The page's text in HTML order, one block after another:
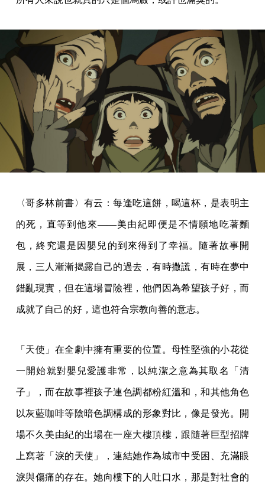
〈哥多林前書〉有云：每逢吃這餅，喝這杯，是表明主
的死，直等到他來——美由紀即便是不情願地吃著麵
包，終究還是因嬰兒的到來得到了幸福。隨著故事開
展，三人漸漸揭露自己的過去，有時撒謊，有時在夢中
錯亂現實，但在這場冒險裡，他們因為希望孩子好，而
成就了自己的好，這也符合宗教向善的意志。
「天使」在全劇中擁有重要的位置。母性堅強的小花從
一開始就對嬰兒愛護非常，以純潔之意為其取名「清
子」，而在故事裡孩子連色調都粉紅溫和，和其他角色
以灰藍咖啡等陰暗色調構成的形象對比，像是發光。開
場不久美由紀的出場在一座大樓頂樓，跟隨著巨型招牌
上寫著「淚的天使」，連結她作為城市中受困、充滿眼
淚與傷痛的存在。她向樓下的人吐口水，那是對社會的